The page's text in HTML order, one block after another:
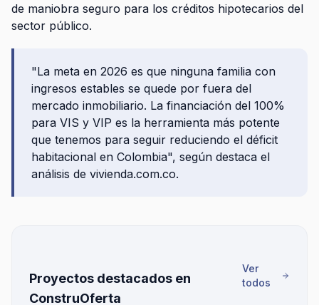
de maniobra seguro para los créditos hipotecarios del
sector público.
"La meta en 2026 es que ninguna familia con
ingresos estables se quede por fuera del
mercado inmobiliario. La financiación del 100%
para VIS y VIP es la herramienta más potente
que tenemos para seguir reduciendo el déficit
habitacional en Colombia", según destaca el
análisis de vivienda.com.co.
Proyectos destacados en
ConstruOferta
Ver
todos